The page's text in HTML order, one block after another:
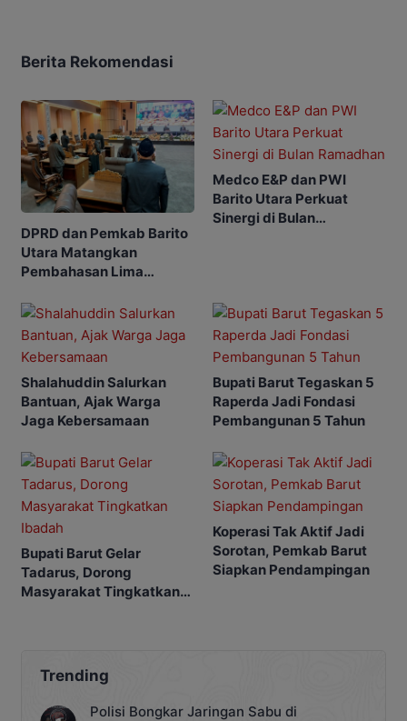
Berita Rekomendasi
DPRD dan Pemkab Barito
Utara Matangkan
Pembahasan Lima
Medco E&P dan PWI
Barito Utara Perkuat
Sinergi di Bulan
Shalahuddin Salurkan
Bantuan, Ajak Warga
Jaga Kebersamaan
Bupati Barut Tegaskan 5
Raperda Jadi Fondasi
Pembangunan 5 Tahun
Bupati Barut Gelar
Tadarus, Dorong
Masyarakat Tingkatkan
Koperasi Tak Aktif Jadi
Sorotan, Pemkab Barut
Siapkan Pendampingan
Trending
Polisi Bongkar Jaringan Sabu di